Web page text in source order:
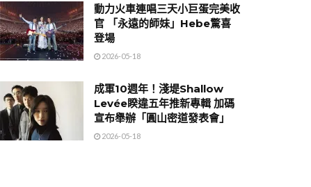
動力火車連唱三天小巨蛋完美收
官 「永遠的師妹」Hebe驚喜
登場
2026-05-18
成軍10週年！淺堤Shallow
Levée睽違五年推新專輯 加碼
宣布舉辦「圓山密道發表會」
2026-05-18